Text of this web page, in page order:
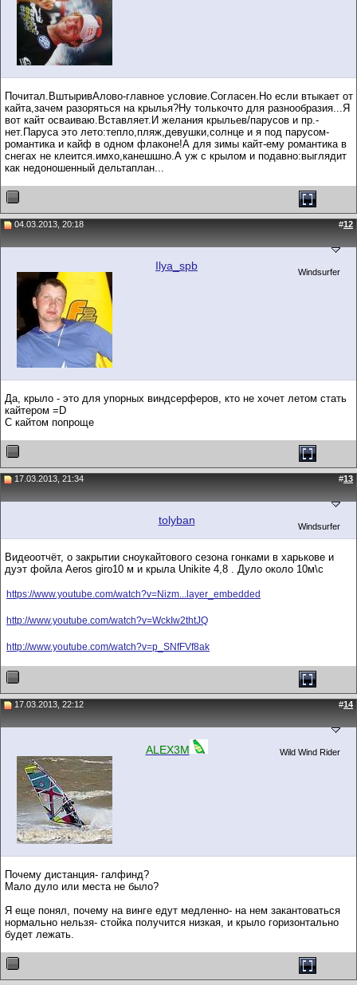
Почитал.ВштыривАлово-главное условие.Согласен.Но если втыкает от
кайта,зачем разоряться на крылья?Ну толькочто для разнообразия...Я
вот кайт осваиваю.Вставляет.И желания крыльев/парусов и пр.-
нет.Паруса это лето:тепло,пляж,девушки,солнце и я под парусом-
романтика и кайф в одном флаконе!А для зимы кайт-ему романтика в
снегах не клеится.имхо,канешшно.А уж с крылом и подавно:выглядит
как недоношенный дельтаплан...
04.03.2013, 20:18 #12
Ilya_spb Windsurfer
Да, крыло - это для упорных виндсерферов, кто не хочет летом стать
кайтером =D
С кайтом попроще
17.03.2013, 21:34 #13
tolyban Windsurfer
Видеоотчёт, о закрытии сноукайтового сезона гонками в харькове и
дуэт фойла Aeros giro10 м и крыла Unikite 4,8 . Дуло около 10м\с
https://www.youtube.com/watch?v=Nizm...layer_embedded
http://www.youtube.com/watch?v=WckIw2thtJQ
http://www.youtube.com/watch?v=p_SNfFVf8ak
17.03.2013, 22:12 #14
ALEX3M Wild Wind Rider
Почему дистанция- галфинд?
Мало дуло или места не было?
Я еще понял, почему на винге едут медленно- на нем закантоваться
нормально нельзя- стойка получится низкая, и крыло горизонтально
будет лежать.